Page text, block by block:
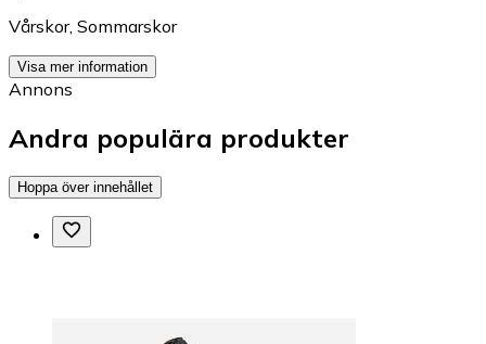
Vårskor, Sommarskor
Visa mer information
Annons
Andra populära produkter
Hoppa över innehållet